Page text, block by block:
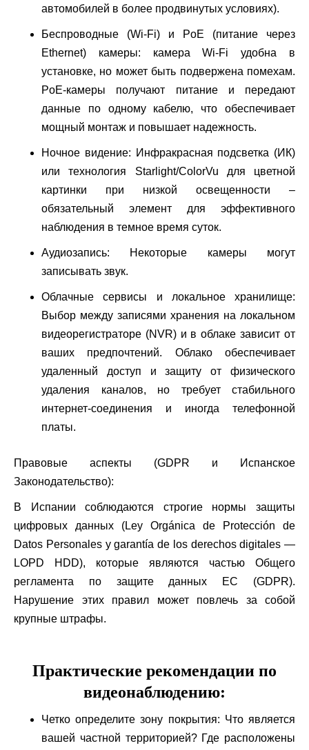
автомобилей в более продвинутых условиях).
Беспроводные (Wi-Fi) и PoE (питание через
Ethernet) камеры: камера Wi-Fi удобна в
установке, но может быть подвержена помехам.
PoE-камеры получают питание и передают
данные по одному кабелю, что обеспечивает
мощный монтаж и повышает надежность.
Ночное видение: Инфракрасная подсветка (ИК)
или технология Starlight/ColorVu для цветной
картинки при низкой освещенности –
обязательный элемент для эффективного
наблюдения в темное время суток.
Аудиозапись: Некоторые камеры могут
записывать звук.
Облачные сервисы и локальное хранилище:
Выбор между записями хранения на локальном
видеорегистраторе (NVR) и в облаке зависит от
ваших предпочтений. Облако обеспечивает
удаленный доступ и защиту от физического
удаления каналов, но требует стабильного
интернет-соединения и иногда телефонной
платы.
Правовые аспекты (GDPR и Испанское
Законодательство):
В Испании соблюдаются строгие нормы защиты
цифровых данных (Ley Orgánica de Protección de
Datos Personales y garantía de los derechos digitales —
LOPD HDD), которые являются частью Общего
регламента по защите данных ЕС (GDPR).
Нарушение этих правил может повлечь за собой
крупные штрафы.
Практические рекомендации по
видеонаблюдению:
Четко определите зону покрытия: Что является
вашей частной территорией? Где расположены